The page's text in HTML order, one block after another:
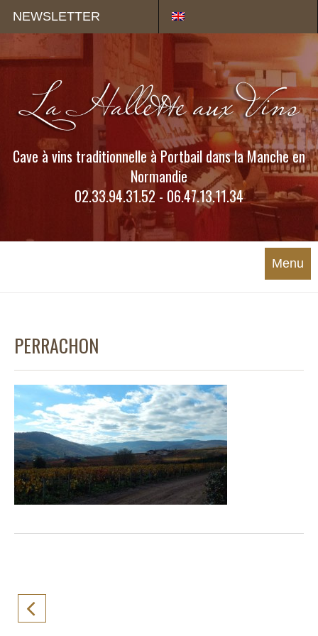
NEWSLETTER
Cave à vins traditionnelle à Portbail dans la Manche en
Normandie
02.33.94.31.52 - 06.47.13.11.34
Menu
PERRACHON
Panneau de gestion des cookies